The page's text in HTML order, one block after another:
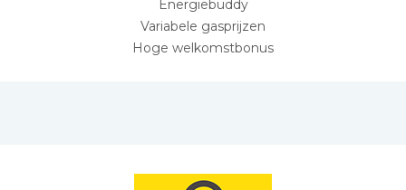
Energiebuddy
Variabele gasprijzen
Hoge welkomstbonus